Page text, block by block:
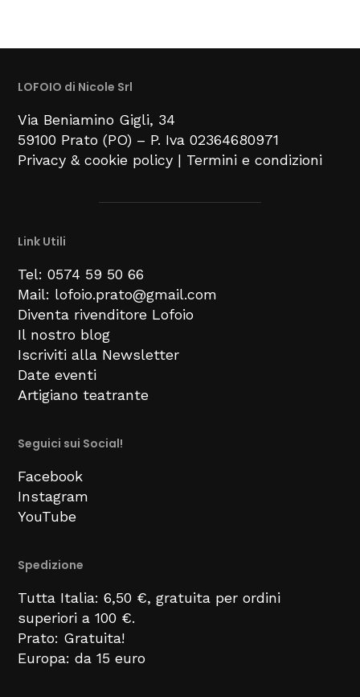
LOFOIO di Nicole Srl
Via Beniamino Gigli, 34
59100 Prato (PO) – P. Iva 02364680971
Privacy & cookie policy | Termini e condizioni
Link Utili
Tel: 0574 59 50 66
Mail: lofoio.prato@gmail.com
Diventa rivenditore Lofoio
Il nostro blog
Iscriviti alla Newsletter
Date eventi
Artigiano teatrante
Seguici sui Social!
Facebook
Instagram
YouTube
Spedizione
Tutta Italia: 6,50 €, gratuita per ordini
superiori a 100 €.
Prato: Gratuita!
Europa: da 15 euro